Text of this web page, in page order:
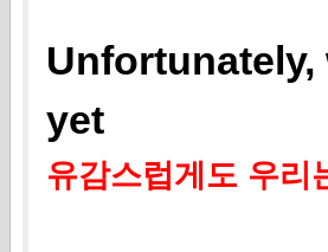
yet
유감스럽게도 우리